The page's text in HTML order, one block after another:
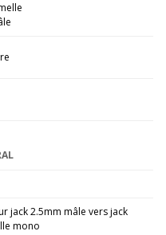
jack 2.5mm mâle vers jack
mono